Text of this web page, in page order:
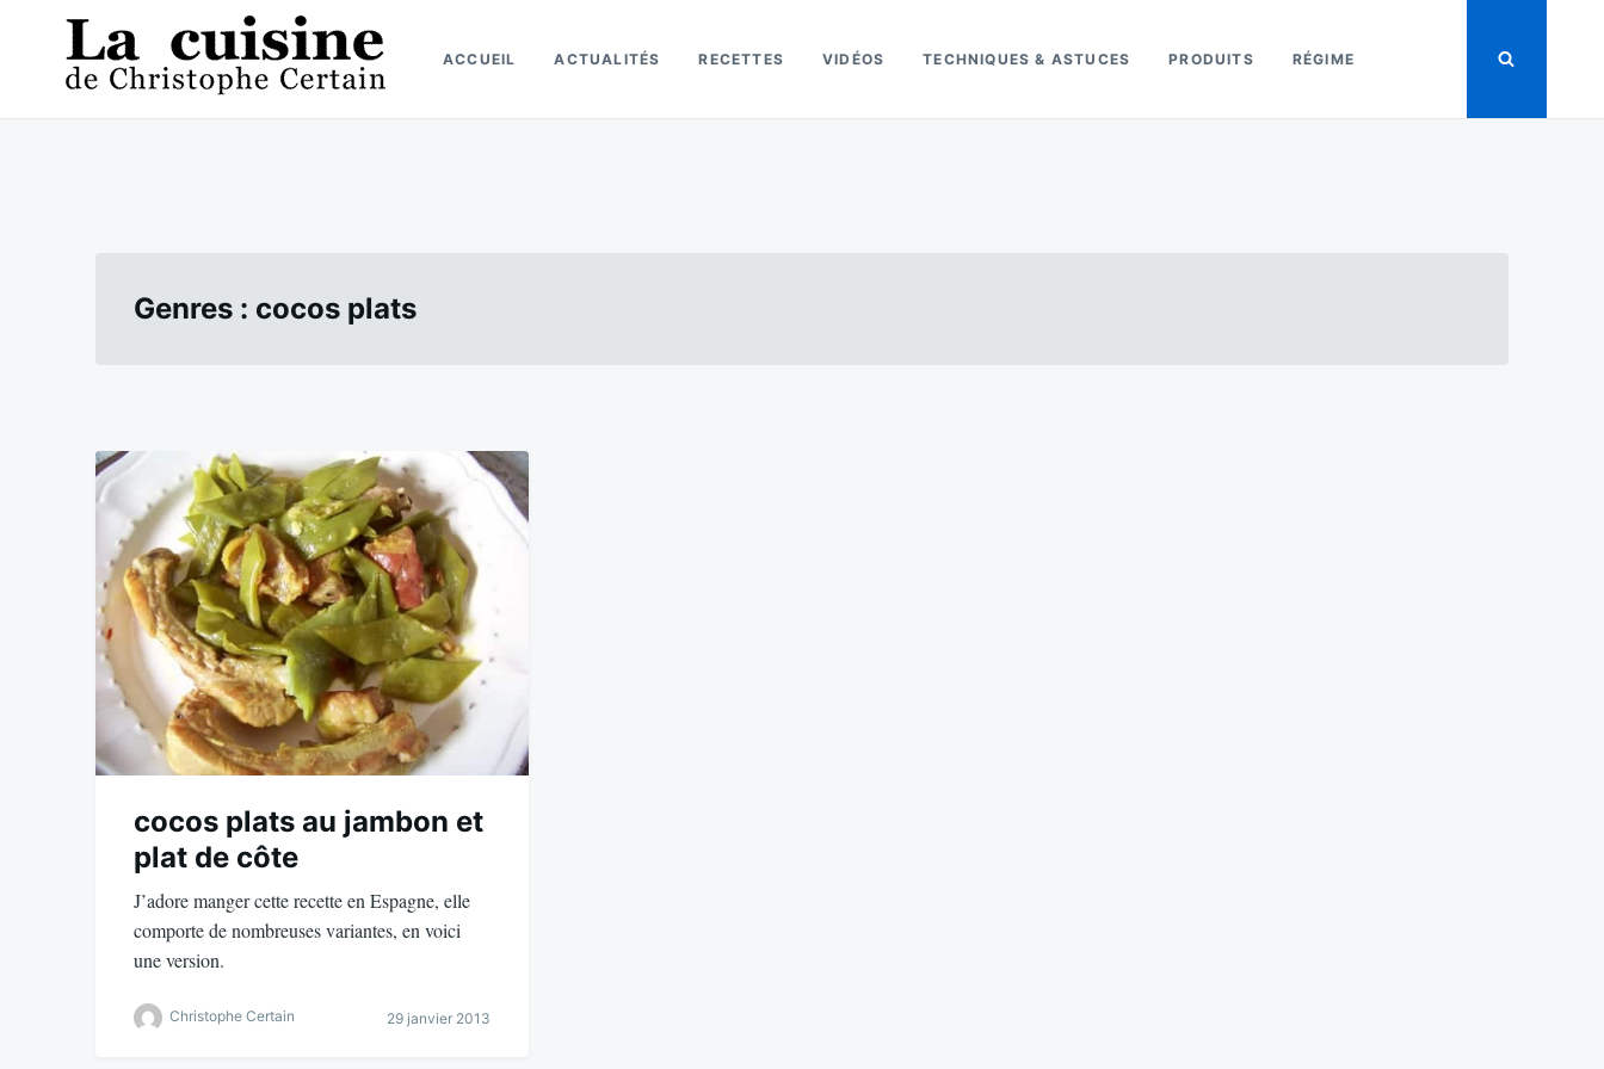
content
for:
ACCUEIL ACTUALITÉS RECETTES VIDÉOS TECHNIQUES & ASTUCES PRODUITS RÉGIME
Genres : cocos plats
cocos plats au jambon et
plat de côte
J’adore manger cette recette en Espagne, elle
comporte de nombreuses variantes, en voici
une version.
Christophe Certain 29 janvier 2013